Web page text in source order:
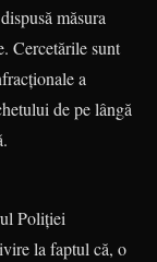
măsura
Cercetările sunt
a
de pe lângă
Poliției
la faptul că, o